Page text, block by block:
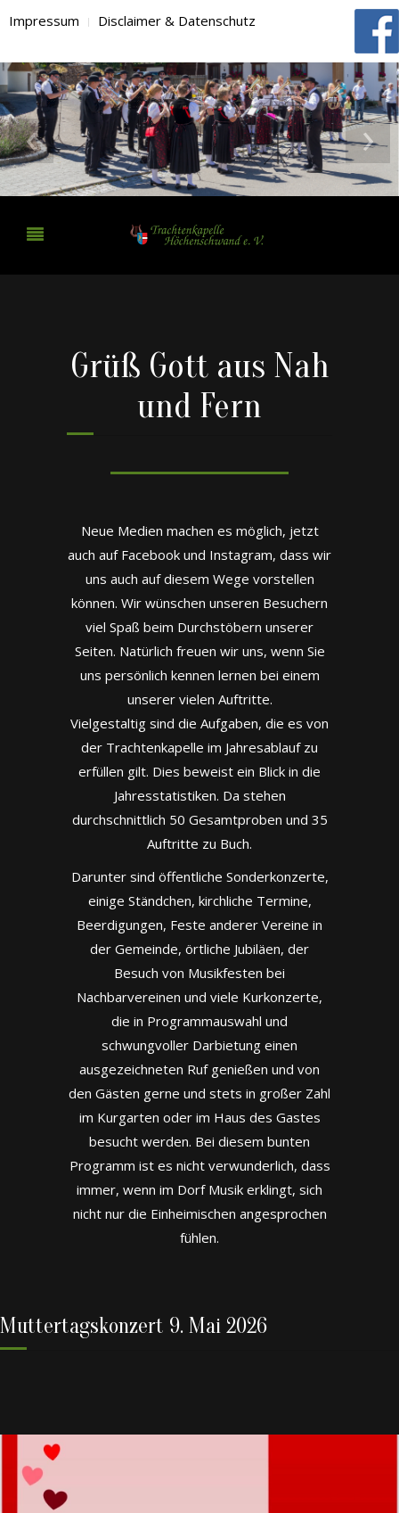
Impressum Disclaimer & Datenschutz
›
‹
Grüß Gott aus Nah
und Fern
Neue Medien machen es möglich, jetzt
auch auf Facebook und Instagram, dass wir
uns auch auf diesem Wege vorstellen
können. Wir wünschen unseren Besuchern
viel Spaß beim Durchstöbern unserer
Seiten. Natürlich freuen wir uns, wenn Sie
uns persönlich kennen lernen bei einem
unserer vielen Auftritte.
Vielgestaltig sind die Aufgaben, die es von
der Trachtenkapelle im Jahresablauf zu
erfüllen gilt. Dies beweist ein Blick in die
Jahresstatistiken. Da stehen
durchschnittlich 50 Gesamtproben und 35
Auftritte zu Buch.
Darunter sind öffentliche Sonderkonzerte,
einige Ständchen, kirchliche Termine,
Beerdigungen, Feste anderer Vereine in
der Gemeinde, örtliche Jubiläen, der
Besuch von Musikfesten bei
Nachbarvereinen und viele Kurkonzerte,
die in Programmauswahl und
schwungvoller Darbietung einen
ausgezeichneten Ruf genießen und von
den Gästen gerne und stets in großer Zahl
im Kurgarten oder im Haus des Gastes
besucht werden. Bei diesem bunten
Programm ist es nicht verwunderlich, dass
immer, wenn im Dorf Musik erklingt, sich
nicht nur die Einheimischen angesprochen
fühlen.
Muttertagskonzert 9. Mai 2026